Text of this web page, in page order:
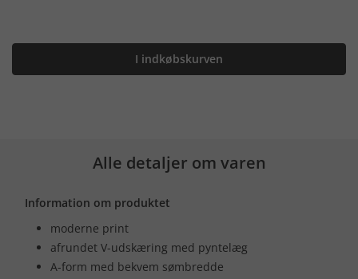
I indkøbskurven
Alle detaljer om varen
Information om produktet
moderne print
afrundet V-udskæring med pyntelæg
A-form med bekvem sømbredde